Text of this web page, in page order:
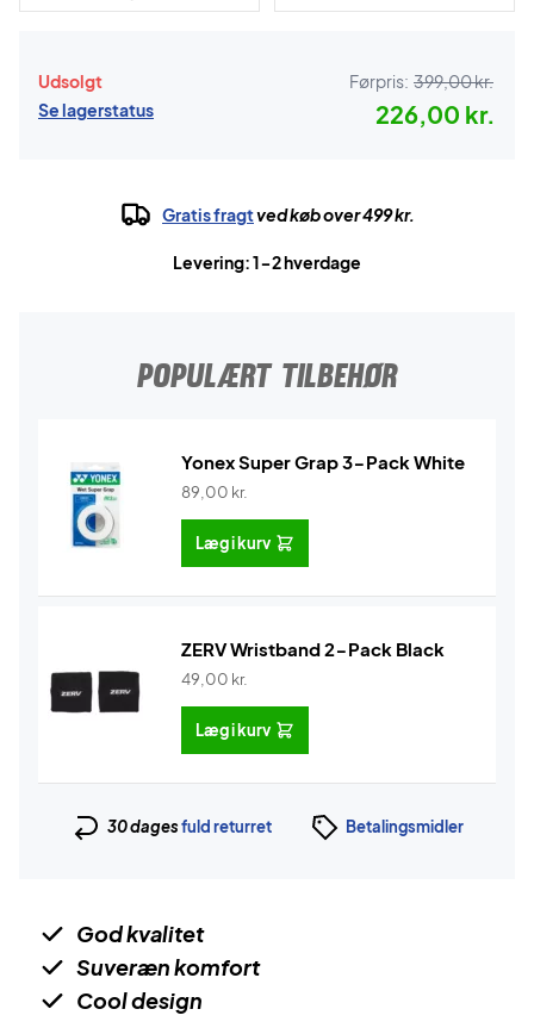
Udsolgt
Se lagerstatus
Førpris: 399,00 kr.
226,00 kr.
Gratis fragtved køb over 499 kr.
Levering: 1-2 hverdage
POPULÆRT TILBEHØR
Yonex Super Grap 3-Pack White
89,00 kr.
Læg i kurv
ZERV Wristband 2-Pack Black
49,00 kr.
Læg i kurv
30 dagesfuld returret Betalingsmidler
God kvalitet
Suveræn komfort
Cool design